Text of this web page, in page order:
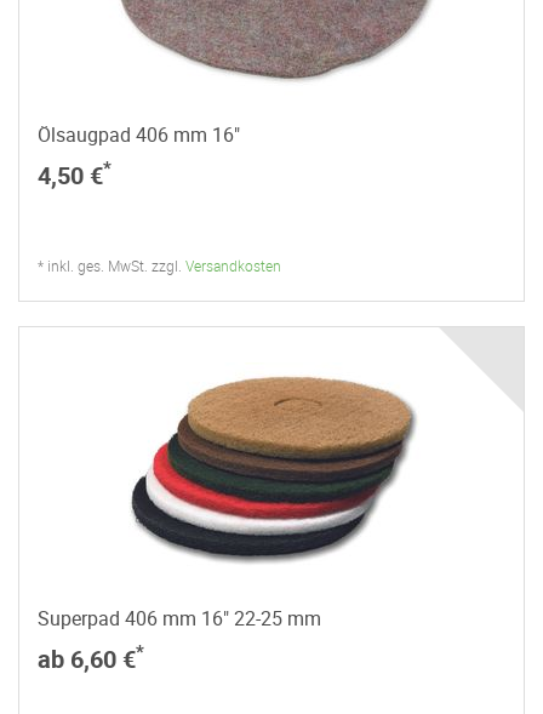
Ölsaugpad 406 mm 16"
4,50 €*
* inkl. ges. MwSt. zzgl. Versandkosten
Superpad 406 mm 16" 22-25 mm
ab 6,60 €*